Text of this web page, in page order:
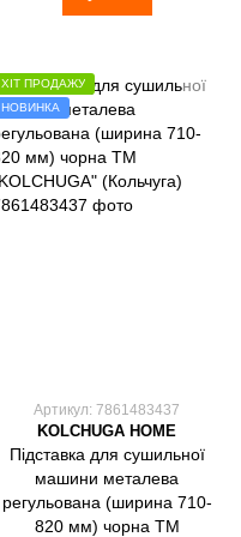
ХІТ ПРОДАЖУ
НОВИНКА
Артикул: 7861483437
KOLCHUGA HOME
Підставка для сушильної
машини металева
регульована (ширина 710-
820 мм) чорна ТМ